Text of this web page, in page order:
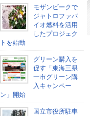
モザンビークで
ジャトロファバ
イオ燃料を活用
したプロジェク
トを始動
グリーン購入を
促す「東海三県
一市グリーン購
入キャンペー
ン」開始
国立市役所駐車